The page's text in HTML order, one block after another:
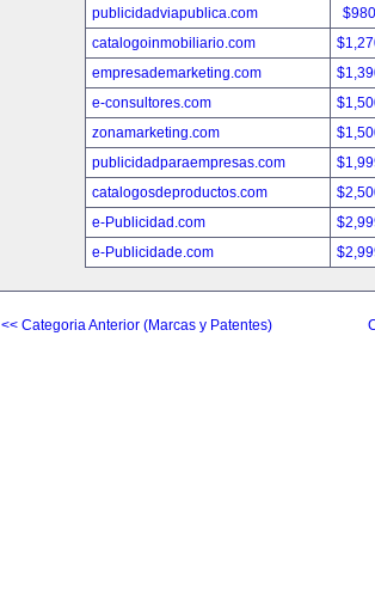
publicidadviapublica.com
catalogoinmobiliario.com
empresademarketing.com
e-consultores.com
zonamarketing.com
publicidadparaempresas.com
catalogosdeproductos.com
e-Publicidad.com
e-Publicidade.com
<< Categoria Anterior (Marcas y Patentes)